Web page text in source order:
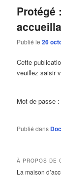
Protégé
Publié le26
Cette
veuillez saisir
Mot de passe :
Publié dans
À PROPOS DE
La maison